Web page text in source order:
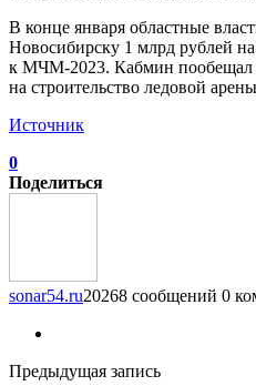
В конце января областные
Новосибирску 1 млрд рублей
к МЧМ-2023. Кабмин пообещал
на строительство ледовой
Источник
0
Поделиться
sonar54.ru20268 сообщений 0
Предыдущая запись